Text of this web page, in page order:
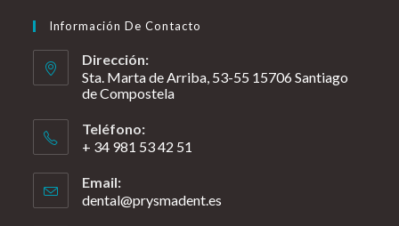
Información De Contacto
Dirección:
Sta. Marta de Arriba, 53-55 15706 Santiago
de Compostela
Teléfono:
+ 34 981 53 42 51
Email:
dental@prysmadent.es